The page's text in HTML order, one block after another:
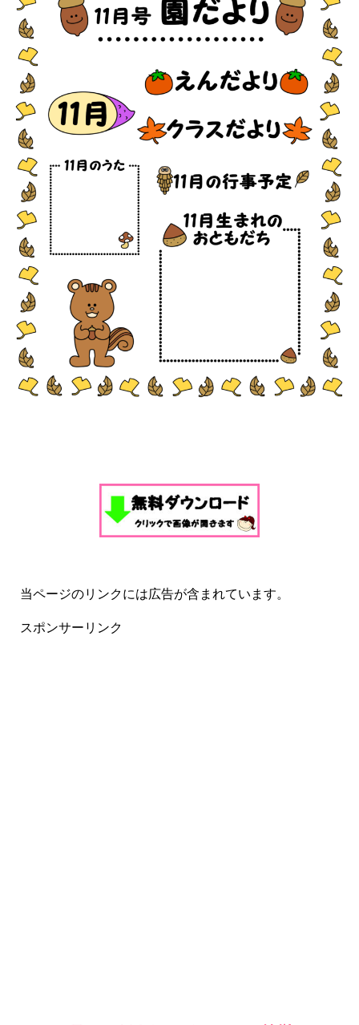
当ページのリンクには広告が含まれています。
スポンサーリンク